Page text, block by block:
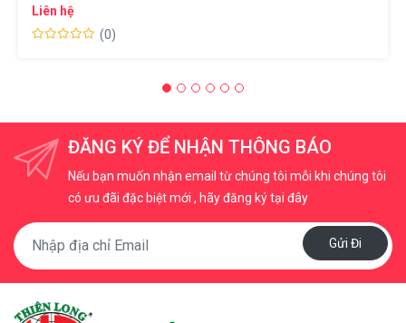
Liên hệ
(0)
ĐĂNG KÝ ĐỂ NHẬN THÔNG BÁO
Nếu bạn muốn nhận email từ chúng tôi mỗi khi chúng tôi
có ưu đãi đặc biệt mới , hãy đăng ký tại đây
Gửi Đi